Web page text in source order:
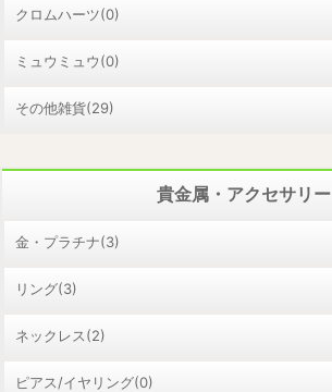
クロムハーツ(0)
ミュウミュウ(0)
その他雑貨(29)
貴金属・アクセサリー
金・プラチナ(3)
リング(3)
ネックレス(2)
ピアス/イヤリング(0)